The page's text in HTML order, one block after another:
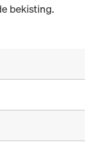
bekisting.